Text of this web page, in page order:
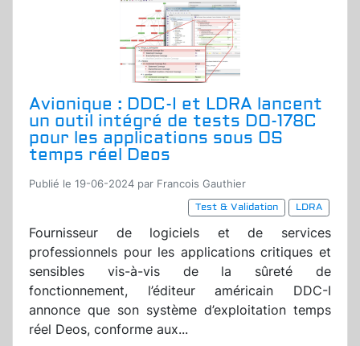
Avionique : DDC-I et LDRA lancent
un outil intégré de tests DO-178C
pour les applications sous OS
temps réel Deos
Publié le 19-06-2024 par Francois Gauthier
Test & Validation
LDRA
Fournisseur de logiciels et de services
professionnels pour les applications critiques et
sensibles vis-à-vis de la sûreté de
fonctionnement, l’éditeur américain DDC-I
annonce que son système d’exploitation temps
réel Deos, conforme aux...